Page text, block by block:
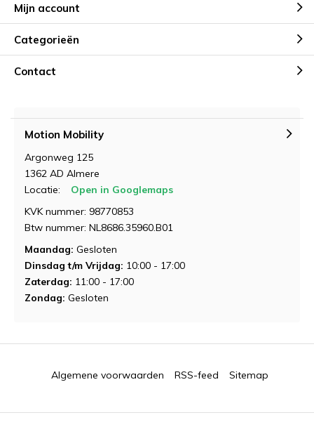
Mijn account
Categorieën
Contact
Motion Mobility
Argonweg 125
1362 AD Almere
Locatie:
Open in Googlemaps
KVK nummer: 98770853
Btw nummer: NL8686.35960.B01
Maandag: Gesloten
Dinsdag t/m Vrijdag: 10:00 - 17:00
Zaterdag: 11:00 - 17:00
Zondag: Gesloten
Algemene voorwaarden RSS-feed Sitemap